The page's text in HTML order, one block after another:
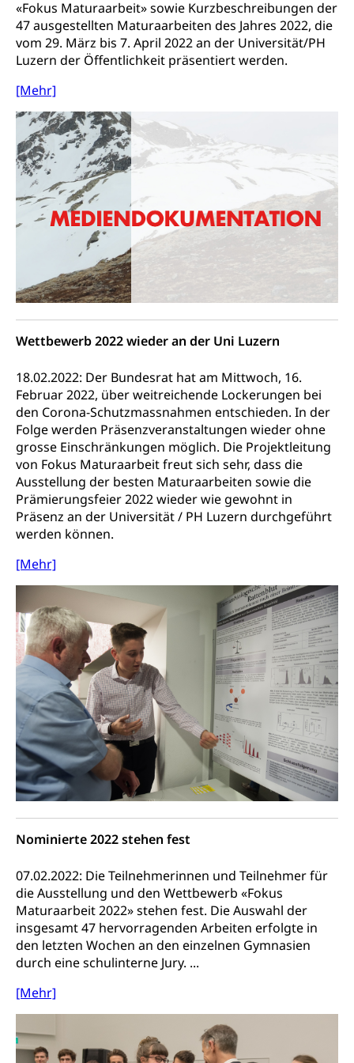
«Fokus Maturaarbeit» sowie Kurzbeschreibungen der
47 ausgestellten Maturaarbeiten des Jahres 2022, die
vom 29. März bis 7. April 2022 an der Universität/PH
Luzern der Öffentlichkeit präsentiert werden.
[Mehr]
Wettbewerb 2022 wieder an der Uni Luzern
18.02.2022: Der Bundesrat hat am Mittwoch, 16.
Februar 2022, über weitreichende Lockerungen bei
den Corona-Schutzmassnahmen entschieden. In der
Folge werden Präsenzveranstaltungen wieder ohne
grosse Einschränkungen möglich. Die Projektleitung
von Fokus Maturaarbeit freut sich sehr, dass die
Ausstellung der besten Maturaarbeiten sowie die
Prämierungsfeier 2022 wieder wie gewohnt in
Präsenz an der Universität / PH Luzern durchgeführt
werden können.
[Mehr]
Nominierte 2022 stehen fest
07.02.2022: Die Teilnehmerinnen und Teilnehmer für
die Ausstellung und den Wettbewerb «Fokus
Maturaarbeit 2022» stehen fest. Die Auswahl der
insgesamt 47 hervorragenden Arbeiten erfolgte in
den letzten Wochen an den einzelnen Gymnasien
durch eine schulinterne Jury. ...
[Mehr]
Soziale Sicherheit
Gesundheitsversorgung
AHV / IV
Altersrente, Invalidenrente, Witwenrente,
Sozialversicherung, Vorsorgeeinrichtung,
Pensionskasse, erste Säule, zweite Säule, dritte
Säule, Hilflosenentschädigung,
Ergänzungsleistungen, Altersvorsorge,
Todesfallversicherung
Hilfslosenentschädigung (WAS Luzern)
AHV-Hinterlassenenrente (WAS Luzern)
AHV-Beiträge (WAS Luzern)
Informationsstelle AHV/IV
Ergänzungsleistungen (EL) (WAS Luzern)
AHV-Altersrente (WAS Luzern)
Behinderung
Körperbehinderung, körperliche Behinderung,
geistige Behinderung, psychische Behinderung,
Erwerbsunfähigkeit, Behinderte
Inklusion im Sport
Menschen mit Behinderungen
Kultur und Medien
Bücher, Bundesarchiv, Landesbibliothek
Staatsarchiv Luzern
Zentral- und Hochschulbibliothek
Archiv der Denkmalpflege
Kulturelle Einrichtungen
Museen, Theater, Bibliotheken
Dienststelle Kultur
Kunst & Kultur (Luzern Tourismus)
Kulturförderung
Kulturpolitik, Sprachförderung, Denkmalpflege,
kulturelles Angebot, Kulturerbe, kulturelles Erbe,
Nachwuchsförderung, Vermittlung, Selektive
Förderung, Kulturausschreibungen, Kulturpreis,
Werkbeitrag, Produktionsbeitrag, Recherche,
Bildende Kunst, Angewandte Kunst, Theater/Tanz,
Filmförderung, Regionale Förderfonds,
Werkankäufe, Kunstankäufe, Kunst und Bau, Schule
und Kultur, Kulturgesuche, Kulturvermittlung
Kulturförderung und Vermittlung
Angebote für Schulklassen
Zentralschweizer Filmförderung
Mobilität
Schiene und öffentlicher Verkehr
Schienenverkehr, Zugverkehr, Bahnverkehr,
Transportmittel, öffentlicher Verkehr
Verkehrsverbund Luzern VVL
Öffentlicher Verkehr Luzern Mobil
Schifffahrt
Schiffsverkehr, Binnenschifffahrt, Seeschifffahrt,
Flussschifffahrt
Autoverkehr, Lastwagenverkehr, Schwerverkehr,
leistungsabhängige Schwerverkehrsabgabe,
Langsamverkehr, Transportmittel, Auto, Motorrad,
Individualverkehr
zentras (Betrieb und Unterhalt LU, OW, NW,
Verkehr und Infrastruktur vif
Kantonsstrassen
Persönliches
Zivilstand